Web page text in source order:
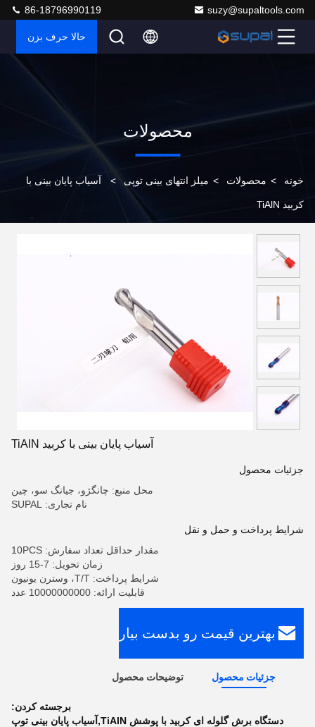
suzy@supaltools.com
86-18796990119
حالا حرف بزن
محصولات
خونه > محصولات > میلز انتهای بینی توپی > آسیاب پایان بینی با
کربید TiAlN
آسیاب پایان بینی با کربید TiAlN
جزئیات محصول
محل منبع: چانگژو، جیانگ سو، چین
نام تجاری: SUPAL
شرایط پرداخت و حمل و نقل
مقدار حداقل تعداد سفارش: 10PCS
زمان تحویل: 7-15 روز
شرایط پرداخت: T/T، وسترن یونیون
قابلیت ارائه: 10000000000 عدد
بهترین قیمت رو بدست بیار
جزئیات محصول توضیحات محصول
برجسته کردن:
دستگاه برش گلوله ای کربید با پوشش TiAlN,آسیاب پایان بینی توپ